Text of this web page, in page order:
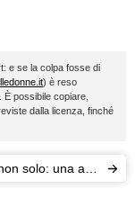
e se la colpa fosse di
) è reso
. È possibile copiare,
dalla licenza, finché
solo: una app